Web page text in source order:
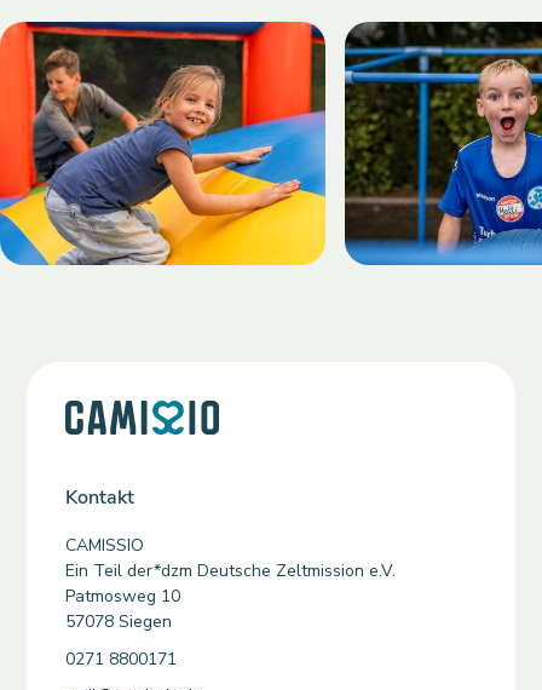
Kontakt
CAMISSIO
Ein Teil der*dzm Deutsche Zeltmission e.V.
Patmosweg 10
57078 Siegen
0271 8800171